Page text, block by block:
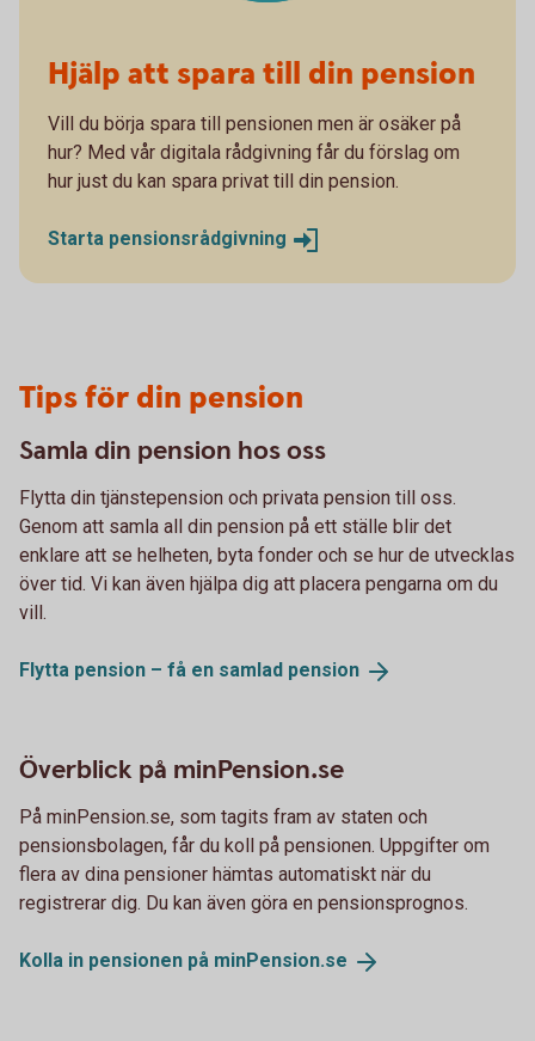
Hjälp att spara till din pension
Vill du börja spara till pensionen men är osäker på
hur? Med vår digitala rådgivning får du förslag om
hur just du kan spara privat till din pension.
Starta pensionsrådgivning
Tips för din pension
Samla din pension hos oss
Flytta din tjänstepension och privata pension till oss.
Genom att samla all din pension på ett ställe blir det
enklare att se helheten, byta fonder och se hur de utvecklas
över tid. Vi kan även hjälpa dig att placera pengarna om du
vill.
Flytta pension – få en samlad pension
Överblick på minPension.se
På minPension.se, som tagits fram av staten och
pensionsbolagen, får du koll på pensionen. Uppgifter om
flera av dina pensioner hämtas automatiskt när du
registrerar dig. Du kan även göra en pensionsprognos.
Kolla in pensionen på minPension.se